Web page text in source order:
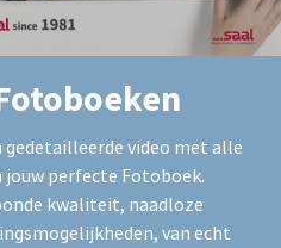
gedetailleerde video met alle
perfecte Fotoboek.
kwaliteit, naadloze
van echt